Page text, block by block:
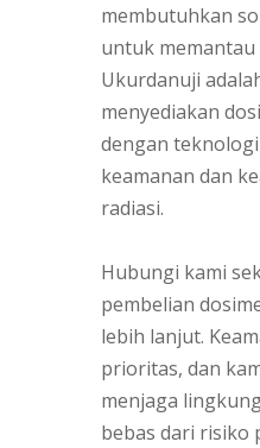
membutuhkan
untuk
Ukurdanuji
menyediakan
dengan
keamanan dan
radiasi.
Hubungi kami
pembelian
lebih lanjut.
prioritas, dan
menjaga
bebas dari risiko